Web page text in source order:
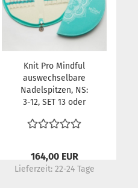
Knit Pro Mindful
auswechselbare
Nadelspitzen, NS:
3-12, SET 13 oder
164,00 EUR
Lieferzeit: 22-24 Tage